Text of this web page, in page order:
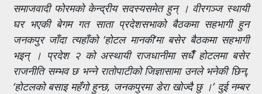
समाजवादी फोरमको केन्द्रीय सदस्यसमेत हुन् । वीरगञ्ज स्थायी
घर भएकी बेगम गत साता प्रदेशसभाको बैठकमा सहभागी हुन
जनकपुर जाँदा त्यहाँको ‘होटल मानकी’मा बसेर बैठकमा सहभागी
भइन् । प्रदेश २ को अस्थायी राजधानीमा सधैँ होटलमा बसेर
राजनीति सम्भव छ भन्ने रातोपाटीको जिज्ञासामा उनले भनेकी छिन्,
‘होटलको बसाइ महँगो हुन्छ, जनकपुरमा डेरा खोज्दै छु ।’ दुई नम्बर